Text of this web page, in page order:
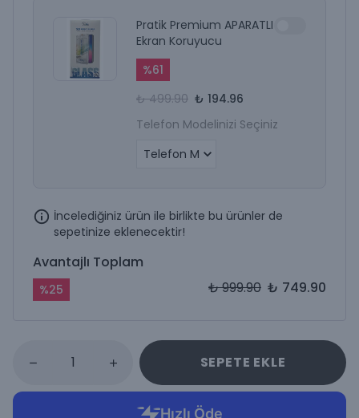
Pratik Premium APARATLI
Ekran Koruyucu
%61
₺ 499.90 ₺ 194.96
Telefon Modelinizi Seçiniz
İncelediğiniz ürün ile birlikte bu ürünler de
sepetinize eklenecektir!
Avantajlı Toplam
%25 ₺ 999.90 ₺ 749.90
SEPETE EKLE